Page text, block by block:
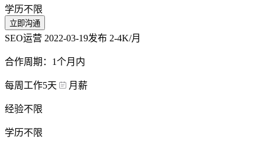
学历不限
立即沟通
SEO运营 2022-03-19发布 2-4K/月
合作周期：1个月内
每周工作5天 月薪
经验不限
学历不限